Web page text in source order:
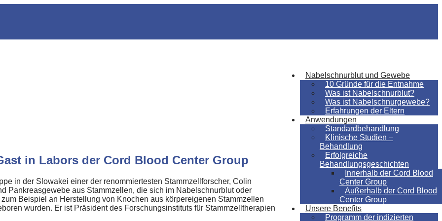
Nabelschnurblut und Gewebe
10 Gründe für die Entnahme
Was ist Nabelschnurblut?
Was ist Nabelschnurgewebe?
Erfahrungen der Eltern
Anwendungen
Standardbehandlung
Klinische Studien –
Behandlung
Erfolgreiche
Behandlungsgeschichten
Innerhalb der Cord Blood
Center Group
Außerhalb der Cord Blood
Center Group
Unsere Benefits
Programm der indizierten
in Labors der Cord Blood Center Group
in der Slowakei einer der renommiertesten Stammzellforscher, Colin
Pankreasgewebe aus Stammzellen, die sich im Nabelschnurblut oder
Beispiel an Herstellung von Knochen aus körpereigenen Stammzellen
wurden. Er ist Präsident des Forschungsinstituts für Stammzelltherapien